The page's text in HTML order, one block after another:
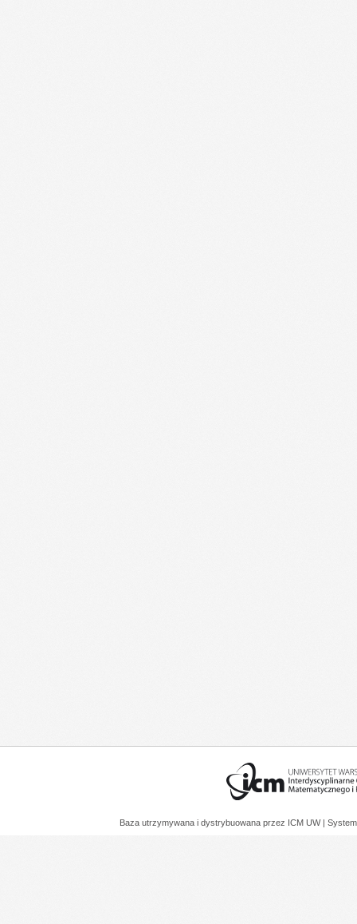
Baza utrzymywana i dystrybuowana przez ICM UW |